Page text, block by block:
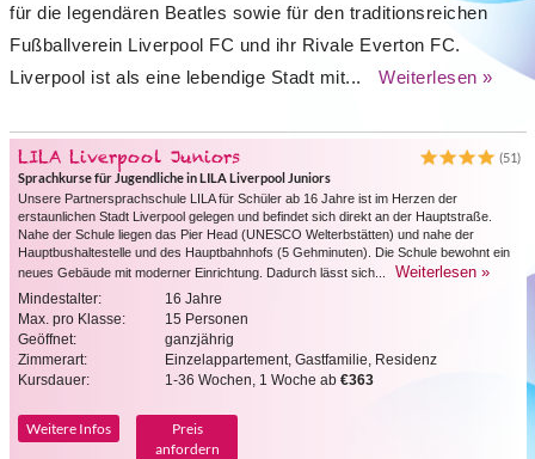
für die legendären Beatles sowie für den traditionsreichen
Fußballverein Liverpool FC und ihr Rivale Everton FC.
Liverpool ist als eine lebendige Stadt mit...
Weiterlesen »
LILA Liverpool Juniors
(51)
Sprachkurse für Jugendliche in LILA Liverpool Juniors
Unsere Partnersprachschule LILA für Schüler ab 16 Jahre ist im Herzen der
erstaunlichen Stadt Liverpool gelegen und befindet sich direkt an der Hauptstraße.
Nahe der Schule liegen das Pier Head (UNESCO Welterbstätten) und nahe der
Hauptbushaltestelle und des Hauptbahnhofs (5 Gehminuten). Die Schule bewohnt ein
neues Gebäude mit moderner Einrichtung. Dadurch lässt sich...
Weiterlesen »
Mindestalter:
16 Jahre
Max. pro Klasse:
15 Personen
Geöffnet:
ganzjährig
Zimmerart:
Einzelappartement, Gastfamilie, Residenz
Kursdauer:
1-36 Wochen, 1 Woche ab €363
Weitere Infos
Preis
anfordern